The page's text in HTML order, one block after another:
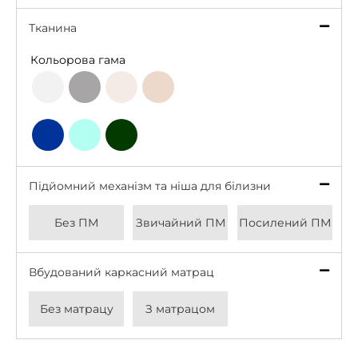
Тканина
Кольорова гама
Підйомний механізм та ніша для білизни
Без ПМ Звичайний ПМ Посилений ПМ
Вбудований каркасний матрац
Без матрацу З матрацом